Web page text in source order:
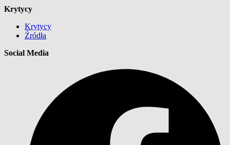
Krytycy
Krytycy
Źródła
Social Media